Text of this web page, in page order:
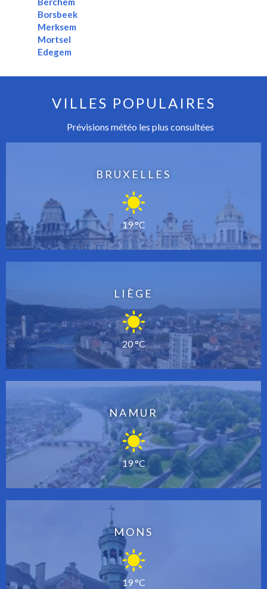
Borsbeek
Merksem
Mortsel
Edegem
VILLES POPULAIRES
Prévisions météo les plus consultées
BRUXELLES
19 °C
LIÈGE
20 °C
NAMUR
19 °C
MONS
19 °C